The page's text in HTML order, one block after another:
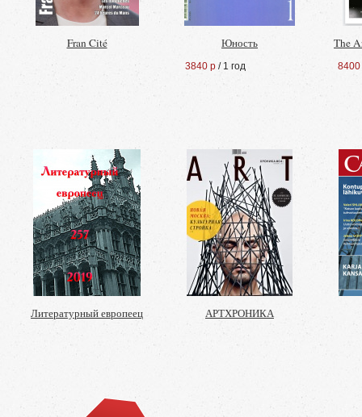
Fran Cité Юность
3840 р / 1 год
The
8400
Литературный европеец АРТХРОНИКА